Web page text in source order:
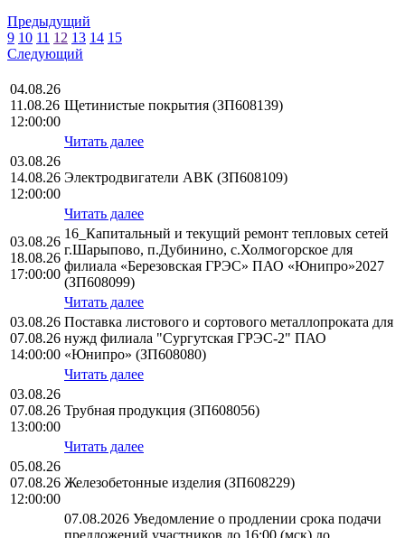
Предыдущий
9 10 11 12 13 14 15
Следующий
04.08.26
11.08.26
12:00:00
Щетинистые покрытия (ЗП608139)
Читать далее
03.08.26
14.08.26
12:00:00
Электродвигатели АВК (ЗП608109)
Читать далее
03.08.26
18.08.26
17:00:00
16_Капитальный и текущий ремонт тепловых сетей
г.Шарыпово, п.Дубинино, с.Холмогорское для
филиала «Березовская ГРЭС» ПАО «Юнипро»2027
(ЗП608099)
Читать далее
03.08.26
07.08.26
14:00:00
Поставка листового и сортового металлопроката для
нужд филиала "Сургутская ГРЭС-2" ПАО
«Юнипро» (ЗП608080)
Читать далее
03.08.26
07.08.26
13:00:00
Трубная продукция (ЗП608056)
Читать далее
05.08.26
07.08.26
12:00:00
Железобетонные изделия (ЗП608229)
07.08.2026 Уведомление о продлении срока подачи
предложений участников до 16:00 (мск) до